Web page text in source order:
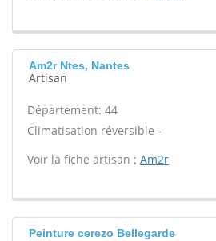
Am2r Ntes, Nantes
Artisan
Département: 44
Climatisation réversible -
Voir la fiche artisan : Am2r
Peinture cerezo Bellegarde